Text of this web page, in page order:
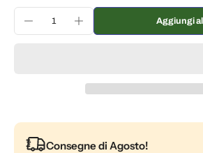
Consegna ogni 3 settimane, 7% di
Consegna ogni mese, 5% di sconto
Aggiungi
Consegne di Agosto!